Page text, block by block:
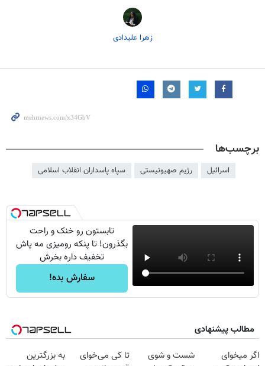
زهرا علیدادی
برچسب‌ها
اسرائیل رژیم صهیونیستی سپاه پاسداران انقلاب اسلامی
تابستون رو خنک و راحت
بگذرون! تا پنکه رومیزی مه پاش
تخفیف داره بخرش
سفارش بده!
مطالب پیشنهادی
اگر میخوای
شست و شوی
تا کی می‌خوای
به بزرگترین